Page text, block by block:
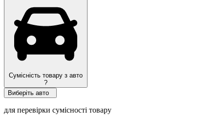
Сумісність товару з авто
?
Виберіть авто
для перевірки сумісності товару